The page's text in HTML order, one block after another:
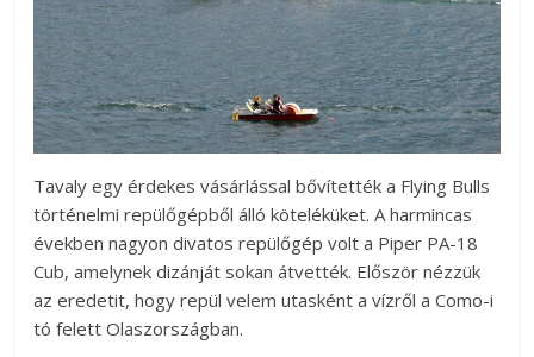
Tavaly egy érdekes vásárlással bővítették a Flying Bulls
történelmi repülőgépből álló köteléküket. A harmincas
években nagyon divatos repülőgép volt a Piper PA-18
Cub, amelynek dizánját sokan átvették. Először nézzük
az eredetit, hogy repül velem utasként a vízről a Como-i
tó felett Olaszországban.